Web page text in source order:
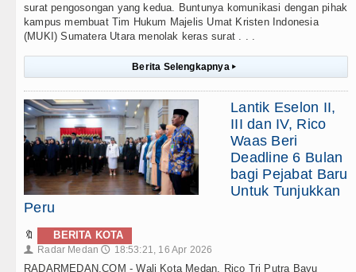
surat pengosongan yang kedua. Buntunya komunikasi dengan pihak
kampus membuat Tim Hukum Majelis Umat Kristen Indonesia
(MUKI) Sumatera Utara menolak keras surat . . .
Berita Selengkapnya ▸
Lantik Eselon II,
III dan IV, Rico
Waas Beri
Deadline 6 Bulan
bagi Pejabat Baru
Untuk Tunjukkan
Peru
🔖 BERITA KOTA
👤 Radar Medan 🕔 18:53:21, 16 Apr 2026
RADARMEDAN.COM - Wali Kota Medan, Rico Tri Putra Bayu